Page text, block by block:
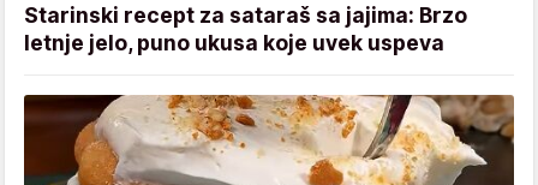
Starinski recept za sataraš sa jajima: Brzo
letnje jelo, puno ukusa koje uvek uspeva